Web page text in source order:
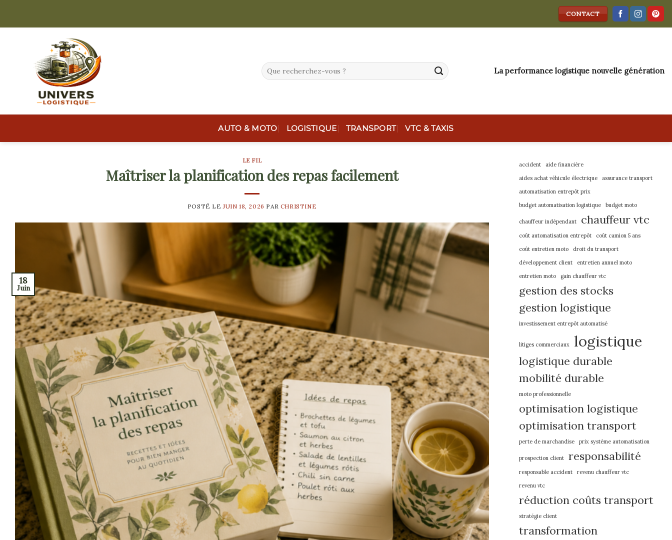
CONTACT
La performance logistique nouvelle génération
AUTO & MOTO LOGISTIQUE TRANSPORT VTC & TAXIS
LE FIL
Maîtriser la planification des repas facilement
POSTÉ LEJUIN 18, 2026 PAR CHRISTINE
18
Juin
accident
aide financière
aides achat véhicule électrique
assurance transport
automatisation entrepôt prix
budget automatisation logistique
budget moto
chauffeur indépendant chauffeur vtc
coût automatisation entrepôt
coût camion 5 ans
coût entretien moto
droit du transport
développement client
entretien annuel moto
entretien moto
gain chauffeur vtc
gestion des stocks
gestion logistique
investissement entrepôt automatisé
litiges commerciaux logistique
logistique durable
mobilité durable
moto professionnelle
optimisation logistique
optimisation transport
perte de marchandise prix système automatisation
prospection client responsabilité
responsable accident
revenu chauffeur vtc
revenu vtc
réduction coûts transport
stratégie client
transformation